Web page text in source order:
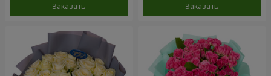
Заказать Заказать